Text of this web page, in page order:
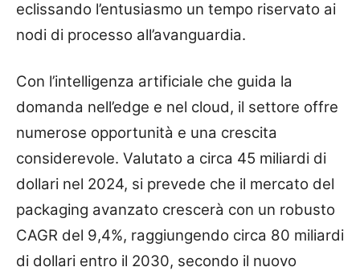
eclissando l’entusiasmo un tempo riservato ai
nodi di processo all’avanguardia.
Con l’intelligenza artificiale che guida la
domanda nell’edge e nel cloud, il settore offre
numerose opportunità e una crescita
considerevole. Valutato a circa 45 miliardi di
dollari nel 2024, si prevede che il mercato del
packaging avanzato crescerà con un robusto
CAGR del 9,4%, raggiungendo circa 80 miliardi
di dollari entro il 2030, secondo il nuovo